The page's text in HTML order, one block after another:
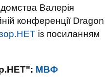
Валерія
конференції Dragon
із посиланням
МВФ